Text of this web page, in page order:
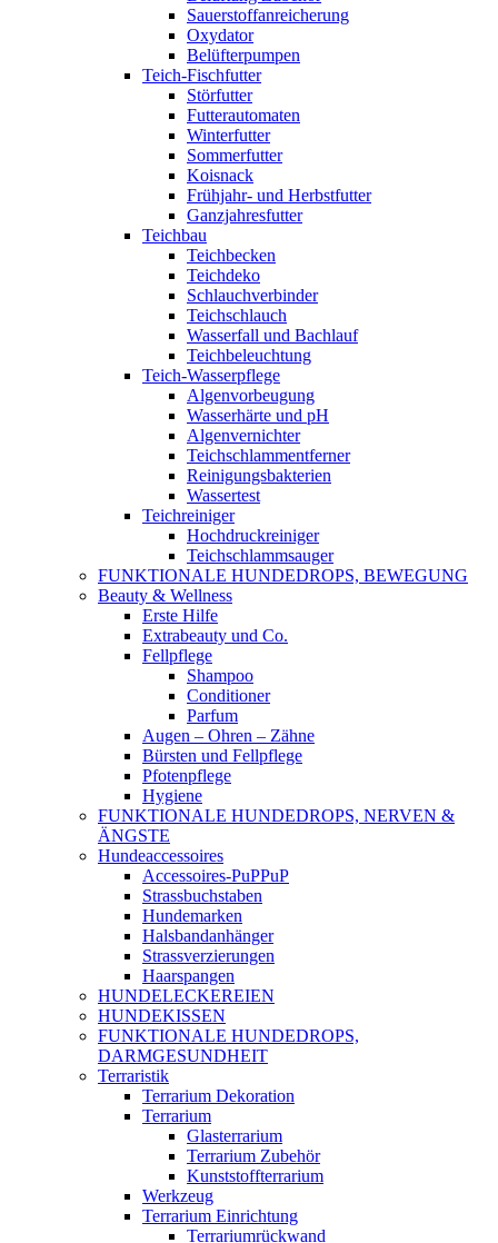
Sauerstoffanreicherung
Oxydator
Belüfterpumpen
Teich-Fischfutter
Störfutter
Futterautomaten
Winterfutter
Sommerfutter
Koisnack
Frühjahr- und Herbstfutter
Ganzjahresfutter
Teichbau
Teichbecken
Teichdeko
Schlauchverbinder
Teichschlauch
Wasserfall und Bachlauf
Teichbeleuchtung
Teich-Wasserpflege
Algenvorbeugung
Wasserhärte und pH
Algenvernichter
Teichschlammentferner
Reinigungsbakterien
Wassertest
Teichreiniger
Hochdruckreiniger
Teichschlammsauger
FUNKTIONALE HUNDEDROPS, BEWEGUNG
Beauty & Wellness
Erste Hilfe
Extrabeauty und Co.
Fellpflege
Shampoo
Conditioner
Parfum
Augen – Ohren – Zähne
Bürsten und Fellpflege
Pfotenpflege
Hygiene
FUNKTIONALE HUNDEDROPS, NERVEN &
ÄNGSTE
Hundeaccessoires
Accessoires-PuPPuP
Strassbuchstaben
Hundemarken
Halsbandanhänger
Strassverzierungen
Haarspangen
HUNDELECKEREIEN
HUNDEKISSEN
FUNKTIONALE HUNDEDROPS,
DARMGESUNDHEIT
Terraristik
Terrarium Dekoration
Terrarium
Glasterrarium
Terrarium Zubehör
Kunststoffterrarium
Werkzeug
Terrarium Einrichtung
Terrariumrückwand